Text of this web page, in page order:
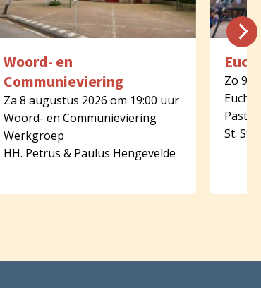
Woord- en
Communieviering
Za 8 augustus 2026 om 19:00 uur
Woord- en Communieviering
Werkgroep
HH. Petrus & Paulus Hengevelde
Zo 9
St.